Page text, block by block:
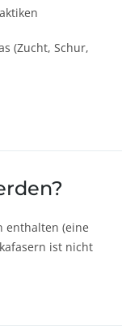
(Zucht, Schur,
enthalten (eine
ist nicht